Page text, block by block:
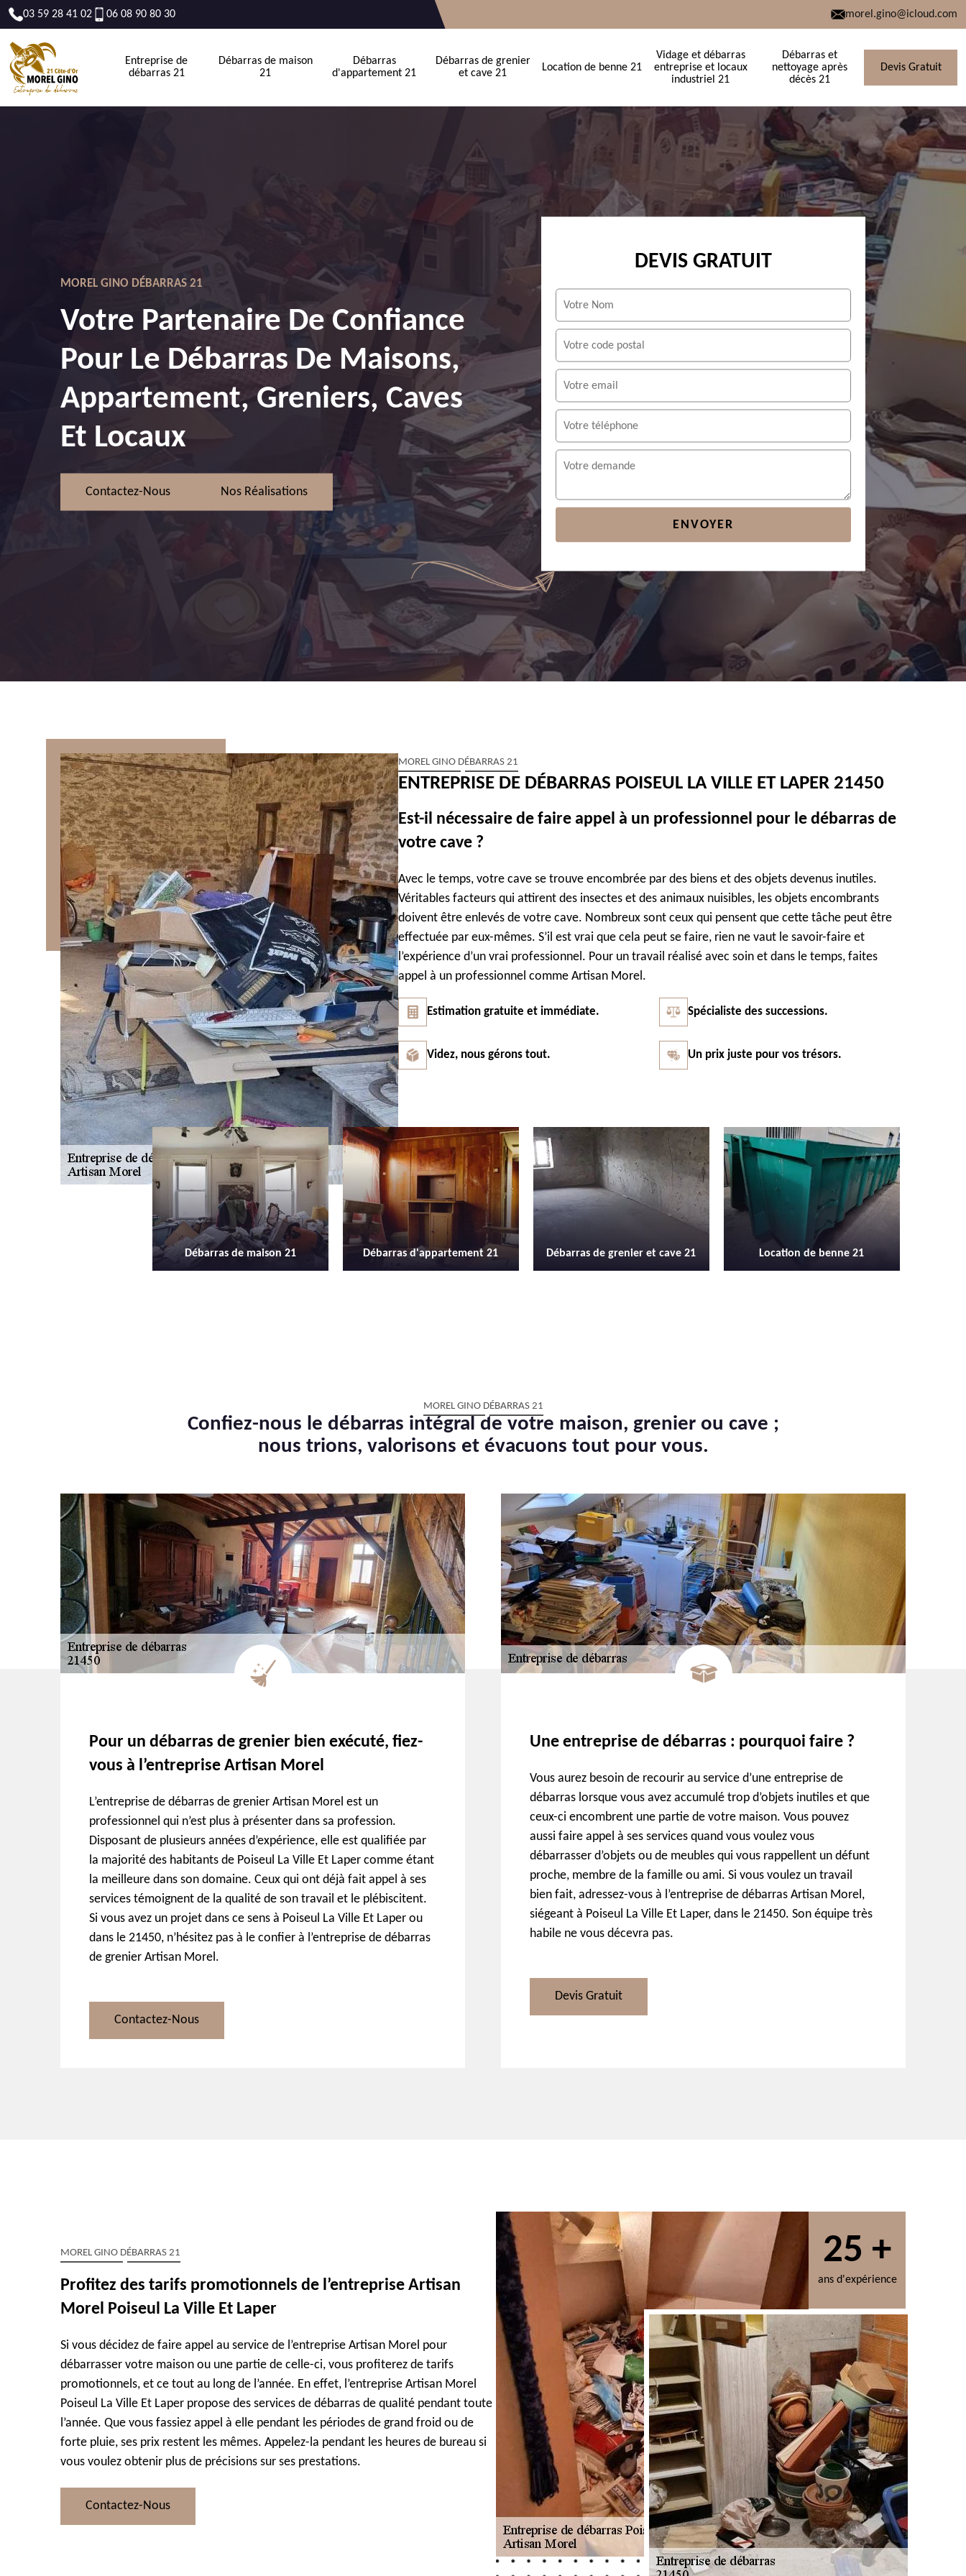
03 59 28 41 02 06 08 90 80 30 morel.gino@icloud.com
Entreprise de
débarras 21
Débarras de maison
21
Débarras
d'appartement 21
Débarras de grenier
et cave 21
Location de benne 21
Vidage et débarras
entreprise et locaux
industriel 21
Débarras et
nettoyage après
décès 21
Devis Gratuit
MOREL GINO DÉBARRAS 21
Votre Partenaire De Confiance
Pour Le Débarras De Maisons,
Appartement, Greniers, Caves
Et Locaux
Contactez-Nous Nos Réalisations
DEVIS GRATUIT
MOREL GINO DÉBARRAS 21
ENTREPRISE DE DÉBARRAS POISEUL LA VILLE ET LAPER 21450
Est-il nécessaire de faire appel à un professionnel pour le débarras de
votre cave ?
Avec le temps, votre cave se trouve encombrée par des biens et des objets devenus inutiles.
Véritables facteurs qui attirent des insectes et des animaux nuisibles, les objets encombrants
doivent être enlevés de votre cave. Nombreux sont ceux qui pensent que cette tâche peut être
effectuée par eux-mêmes. S’il est vrai que cela peut se faire, rien ne vaut le savoir-faire et
l’expérience d’un vrai professionnel. Pour un travail réalisé avec soin et dans le temps, faites
appel à un professionnel comme Artisan Morel.
Estimation gratuite et immédiate. Spécialiste des successions.
Videz, nous gérons tout. Un prix juste pour vos trésors.
Débarras d'appartement 21 Débarras de grenier et cave 21 Location de benne 21
Vidage et débarras entreprise et
locaux industriel 21
MOREL GINO DÉBARRAS 21
Confiez-nous le débarras intégral de votre maison, grenier ou cave ;
nous trions, valorisons et évacuons tout pour vous.
Pour un débarras de grenier bien exécuté, fiez-
vous à l’entreprise Artisan Morel
L’entreprise de débarras de grenier Artisan Morel est un
professionnel qui n’est plus à présenter dans sa profession.
Disposant de plusieurs années d’expérience, elle est qualifiée par
la majorité des habitants de Poiseul La Ville Et Laper comme étant
la meilleure dans son domaine. Ceux qui ont déjà fait appel à ses
services témoignent de la qualité de son travail et le plébiscitent.
Si vous avez un projet dans ce sens à Poiseul La Ville Et Laper ou
dans le 21450, n’hésitez pas à le confier à l’entreprise de débarras
de grenier Artisan Morel.
Contactez-Nous
Une entreprise de débarras : pourquoi faire ?
Vous aurez besoin de recourir au service d’une entreprise de
débarras lorsque vous avez accumulé trop d’objets inutiles et que
ceux-ci encombrent une partie de votre maison. Vous pouvez
aussi faire appel à ses services quand vous voulez vous
débarrasser d’objets ou de meubles qui vous rappellent un défunt
proche, membre de la famille ou ami. Si vous voulez un travail
bien fait, adressez-vous à l’entreprise de débarras Artisan Morel,
siégeant à Poiseul La Ville Et Laper, dans le 21450. Son équipe très
habile ne vous décevra pas.
Devis Gratuit
MOREL GINO DÉBARRAS 21
Profitez des tarifs promotionnels de l’entreprise Artisan
Morel Poiseul La Ville Et Laper
Si vous décidez de faire appel au service de l’entreprise Artisan Morel pour
débarrasser votre maison ou une partie de celle-ci, vous profiterez de tarifs
promotionnels, et ce tout au long de l’année. En effet, l’entreprise Artisan Morel
Poiseul La Ville Et Laper propose des services de débarras de qualité pendant toute
l’année. Que vous fassiez appel à elle pendant les périodes de grand froid ou de
forte pluie, ses prix restent les mêmes. Appelez-la pendant les heures de bureau si
vous voulez obtenir plus de précisions sur ses prestations.
Contactez-Nous
25 +
ans d'expérience